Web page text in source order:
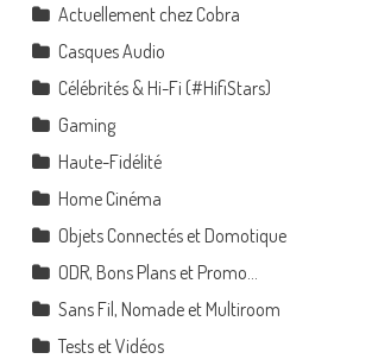
Actuellement chez Cobra
Casques Audio
Célébrités & Hi-Fi (#HifiStars)
Gaming
Haute-Fidélité
Home Cinéma
Objets Connectés et Domotique
ODR, Bons Plans et Promo…
Sans Fil, Nomade et Multiroom
Tests et Vidéos